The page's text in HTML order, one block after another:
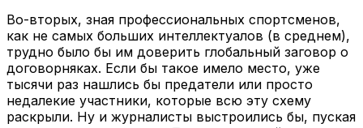
Во-вторых, зная профессиональных спортсменов,
как не самых больших интеллектуалов (в среднем),
трудно было бы им доверить глобальный заговор о
договорняках. Если бы такое имело место, уже
тысячи раз нашлись бы предатели или просто
недалекие участники, которые всю эту схему
раскрыли. Ну и журналисты выстроились бы, пуская